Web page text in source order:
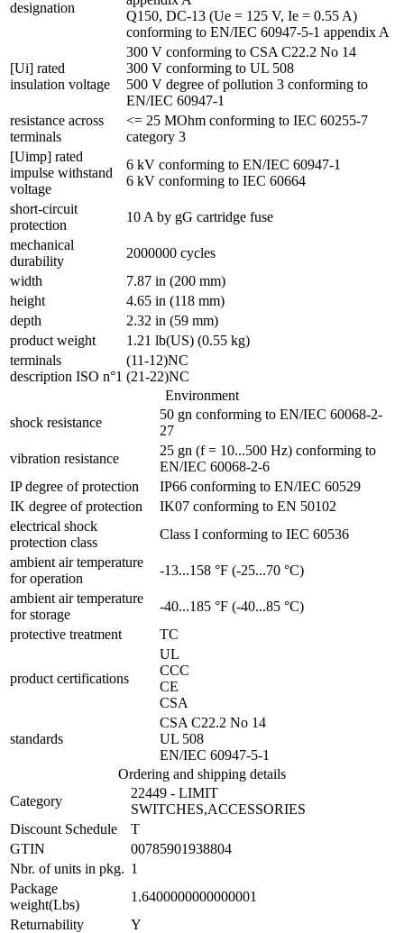
designation
Q150, DC-13 (Ue = 125 V, Ie = 0.55 A)
conforming to EN/IEC 60947-5-1 appendix A
[Ui] rated
insulation voltage
300 V conforming to CSA C22.2 No 14
300 V conforming to UL 508
500 V degree of pollution 3 conforming to
EN/IEC 60947-1
resistance across
terminals
<= 25 MOhm conforming to IEC 60255-7
category 3
[Uimp] rated
impulse withstand
voltage
6 kV conforming to EN/IEC 60947-1
6 kV conforming to IEC 60664
short-circuit
protection
10 A by gG cartridge fuse
mechanical
durability
2000000 cycles
width
7.87 in (200 mm)
height
4.65 in (118 mm)
depth
2.32 in (59 mm)
product weight
1.21 lb(US) (0.55 kg)
terminals
description ISO n°1
(11-12)NC
(21-22)NC
Environment
shock resistance
50 gn conforming to EN/IEC 60068-2-
27
vibration resistance
25 gn (f = 10...500 Hz) conforming to
EN/IEC 60068-2-6
IP degree of protection
IP66 conforming to EN/IEC 60529
IK degree of protection
IK07 conforming to EN 50102
electrical shock
protection class
Class I conforming to IEC 60536
ambient air temperature
for operation
-13...158 °F (-25...70 °C)
ambient air temperature
for storage
-40...185 °F (-40...85 °C)
protective treatment
TC
product certifications
UL
CCC
CE
CSA
standards
CSA C22.2 No 14
UL 508
EN/IEC 60947-5-1
Ordering and shipping details
Category
22449 - LIMIT
SWITCHES,ACCESSORIES
Discount Schedule
T
GTIN
00785901938804
Nbr. of units in pkg. 1
Package
weight(Lbs)
1.6400000000000001
Returnability
Y